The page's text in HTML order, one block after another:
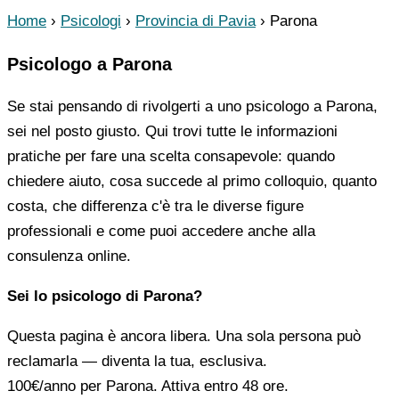
Home › Psicologi › Provincia di Pavia › Parona
Psicologo a Parona
Se stai pensando di rivolgerti a uno psicologo a Parona,
sei nel posto giusto. Qui trovi tutte le informazioni
pratiche per fare una scelta consapevole: quando
chiedere aiuto, cosa succede al primo colloquio, quanto
costa, che differenza c'è tra le diverse figure
professionali e come puoi accedere anche alla
consulenza online.
Sei lo psicologo di Parona?
Questa pagina è ancora libera. Una sola persona può
reclamarla — diventa la tua, esclusiva.
100€/anno per Parona. Attiva entro 48 ore.